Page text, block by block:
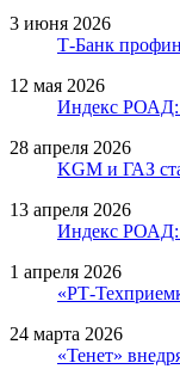
3 июня 2026
Т-Банк
12 мая 2026
Индекс РОАД:
28 апреля 2026
KGM и ГАЗ
13 апреля 2026
Индекс РОАД:
1 апреля 2026
«РТ-
24 марта 2026
«Тенет»